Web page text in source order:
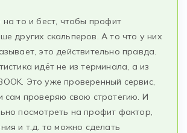
на то и бест, чтобы профит
других скальперов. А то что у них
это действительно правда.
идёт не из терминала, а из
Это уже проверенный сервис,
сам проверяю свою стратегию. И
посмотреть на профит фактор,
и т.д. то можно сделать